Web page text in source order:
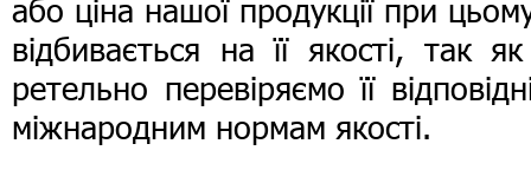
або ціна нашої продукції при
відбивається на її якості, так
ретельно перевіряємо її
міжнародним нормам якості.